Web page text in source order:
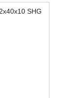
SHG